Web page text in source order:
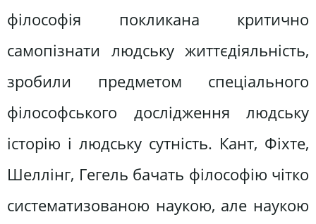
філософія покликана критично
самопізнати людську життєдіяльність,
зробили предметом спеціального
філософського дослідження людську
історію і людську сутність. Кант, Фіхте,
Шеллінг, Гегель бачать філософію чітко
систематизованою наукою, але наукою